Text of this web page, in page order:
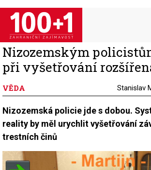
Přejít
hlavnímu
obsahu
Nizozemským
při vyšetřování
VĚDA Stanislav
Nizozemská policie jde s dobou.
reality by měl urychlit vyšetřování
trestních činů